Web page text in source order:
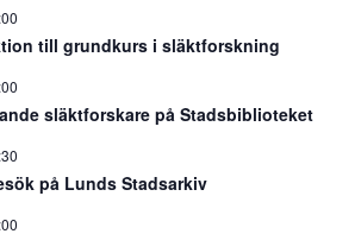
till grundkurs i släktforskning
släktforskare på Stadsbiblioteket
på Lunds Stadsarkiv